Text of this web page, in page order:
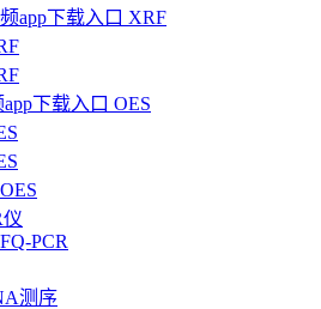
app下载入口 XRF
下载入口 OES
PCR
测序